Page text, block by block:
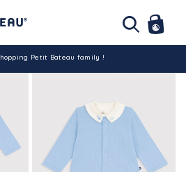
Petit Bateau family !
assurée partout en Tunisie !
par carte bancaire (hors promo)